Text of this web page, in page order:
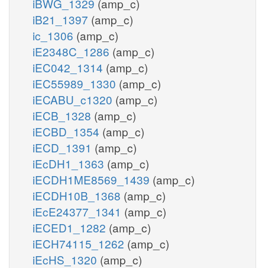
iB21_1397 (amp_c)
ic_1306 (amp_c)
iE2348C_1286 (amp_c)
iEC042_1314 (amp_c)
iEC55989_1330 (amp_c)
iECABU_c1320 (amp_c)
iECB_1328 (amp_c)
iECBD_1354 (amp_c)
iECD_1391 (amp_c)
iEcDH1_1363 (amp_c)
iECDH1ME8569_1439 (amp_c)
iECDH10B_1368 (amp_c)
iEcE24377_1341 (amp_c)
iECED1_1282 (amp_c)
iECH74115_1262 (amp_c)
iEcHS_1320 (amp_c)